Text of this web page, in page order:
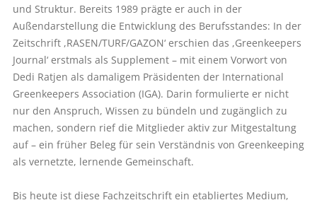
und Struktur. Bereits 1989 prägte er auch in der
Außendarstellung die Entwicklung des Berufsstandes: In der
Zeitschrift ,RASEN/TURF/GAZON‘ erschien das ,Greenkeepers
Journal‘ erstmals als Supplement – mit einem Vorwort von
Dedi Ratjen als damaligem Präsidenten der International
Greenkeepers Association (IGA). Darin formulierte er nicht
nur den Anspruch, Wissen zu bündeln und zugänglich zu
machen, sondern rief die Mitglieder aktiv zur Mitgestaltung
auf – ein früher Beleg für sein Verständnis von Greenkeeping
als vernetzte, lernende Gemeinschaft.
Bis heute ist diese Fachzeitschrift ein etabliertes Medium,